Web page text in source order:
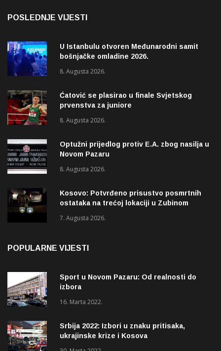
POSLEDNJE VIJESTI
U Istanbulu otvoren Međunarodni samit
bošnjačke omladine 2026.
8. Augusta 2026.
Ćatović se plasirao u finale Svjetskog
prvenstva za juniore
8. Augusta 2026.
Optužni prijedlog protiv E.A. zbog nasilja u
Novom Pazaru
8. Augusta 2026.
Kosovo: Potvrđeno prisustvo posmrtnih
ostataka na trećoj lokaciji u Zubinom
7. Augusta 2026.
POPULARNE VIJESTI
Sport u Novom Pazaru: Od realnosti do
izbora
16. Marta 2022.
Srbija 2022: Izbori u znaku pritisaka,
ukrajinske krize i Kosova